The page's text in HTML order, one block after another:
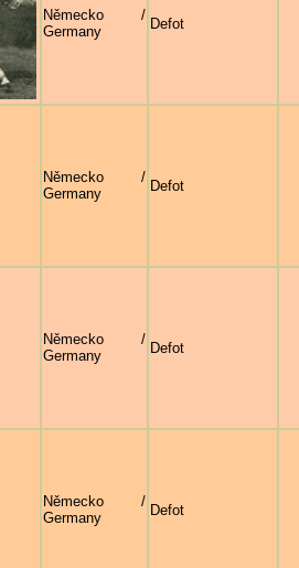
Německo /
Germany
Defot
Německo /
Germany
Defot
Německo /
Germany
Defot
Německo /
Germany
Defot